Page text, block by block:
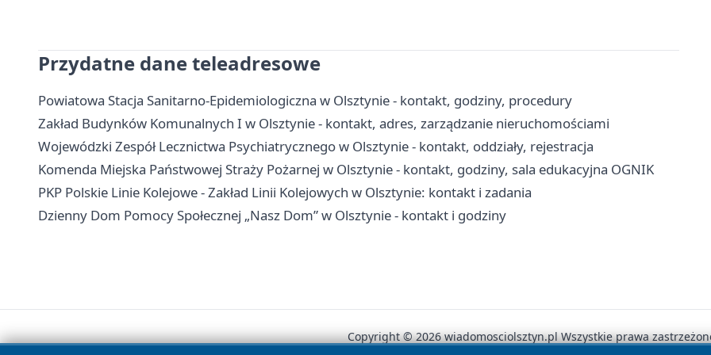
Przydatne dane teleadresowe
Powiatowa Stacja Sanitarno-Epidemiologiczna w Olsztynie - kontakt, godziny, procedury
Zakład Budynków Komunalnych I w Olsztynie - kontakt, adres, zarządzanie nieruchomościami
Wojewódzki Zespół Lecznictwa Psychiatrycznego w Olsztynie - kontakt, oddziały, rejestracja
Komenda Miejska Państwowej Straży Pożarnej w Olsztynie - kontakt, godziny, sala edukacyjna OGNIK
PKP Polskie Linie Kolejowe - Zakład Linii Kolejowych w Olsztynie: kontakt i zadania
Dzienny Dom Pomocy Społecznej „Nasz Dom” w Olsztynie - kontakt i godziny
Copyright © 2026 wiadomosciolsztyn.pl Wszystkie prawa